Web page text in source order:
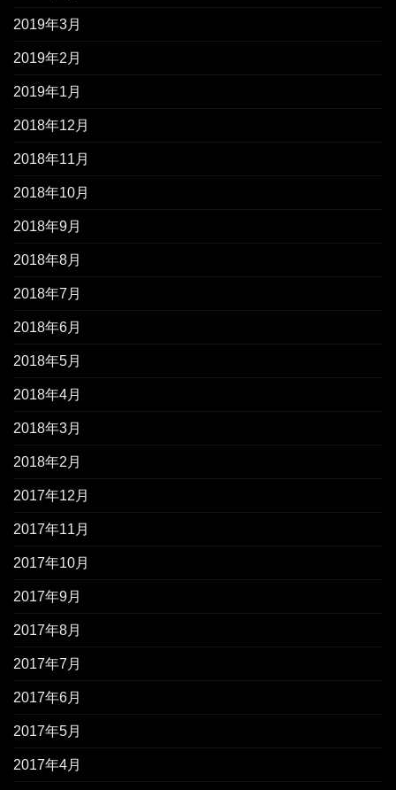
2019年3月
2019年2月
2019年1月
2018年12月
2018年11月
2018年10月
2018年9月
2018年8月
2018年7月
2018年6月
2018年5月
2018年4月
2018年3月
2018年2月
2017年12月
2017年11月
2017年10月
2017年9月
2017年8月
2017年7月
2017年6月
2017年5月
2017年4月